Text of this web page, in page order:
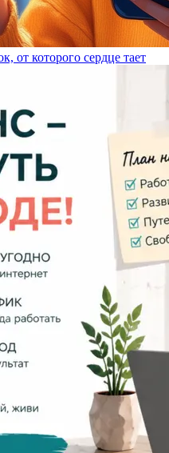
от которого сердце тает